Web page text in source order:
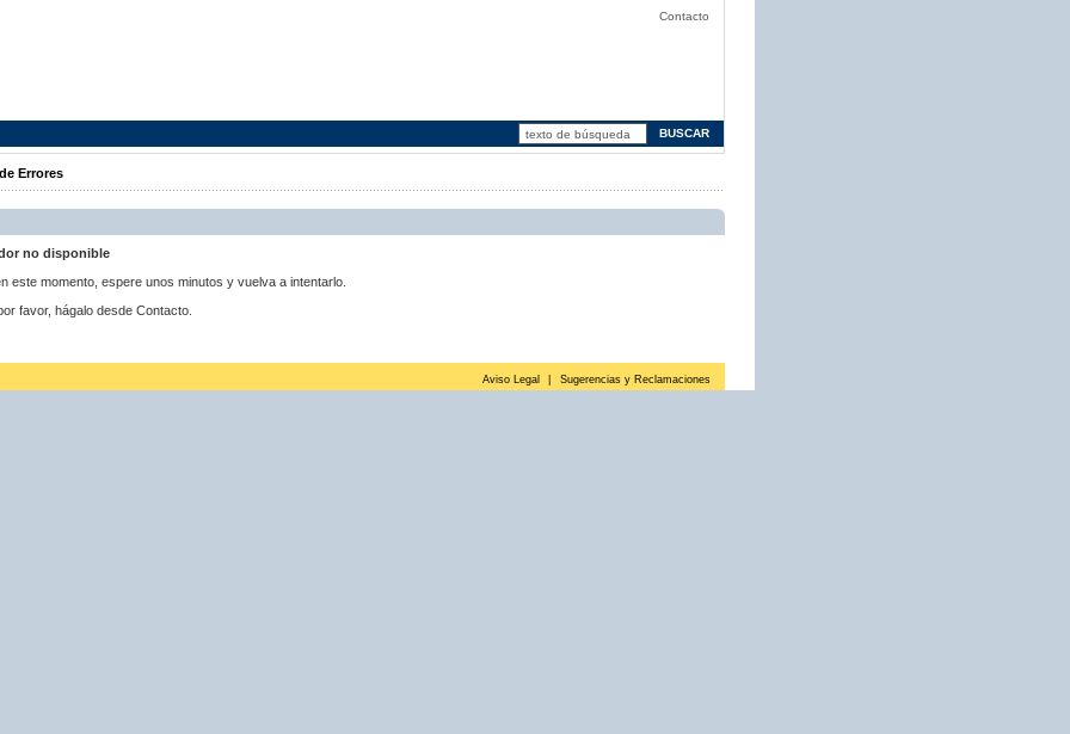
Contacto
Errores
no disponible
este momento, espere unos minutos y vuelva a intentarlo.
favor, hágalo desde Contacto.
Aviso Legal Sugerencias y Reclamaciones